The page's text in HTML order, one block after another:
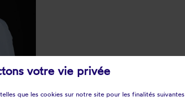
votre vie privée
que les cookies sur notre site pour les finalités suivantes